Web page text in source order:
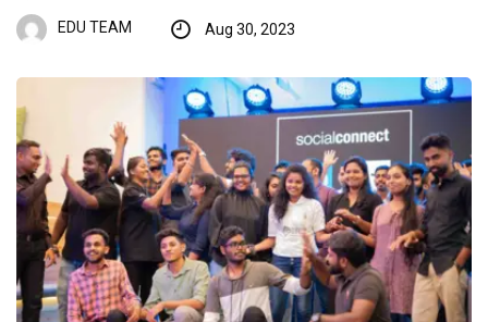
EDU TEAM Aug 30, 2023